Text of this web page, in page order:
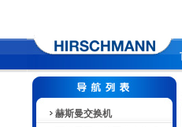
赫斯曼交换机